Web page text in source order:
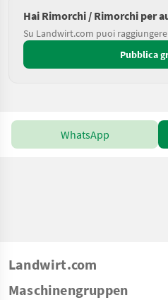
Hai Rimorchi / Rimorchi per
Su Landwirt.com puoi
Pubblica
WhatsApp
Landwirt.com
Maschinengruppen